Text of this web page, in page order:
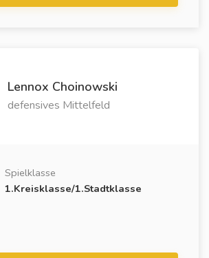
Lennox Choinowski
defensives Mittelfeld
Spielklasse
1.Kreisklasse/1.Stadtklasse